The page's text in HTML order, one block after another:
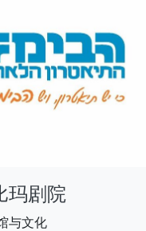
玛剧院
与文化